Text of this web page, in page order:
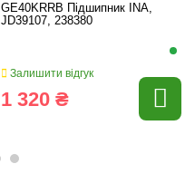
GE40KRRB Підшипник INA,
JD39107, 238380
Залишити відгук
1 320 ₴